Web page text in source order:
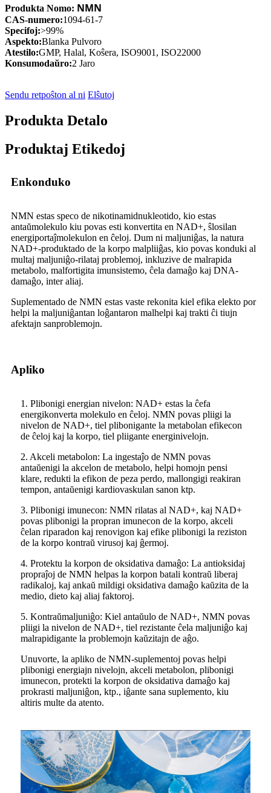
Produkta Nomo: NMN
CAS-numero:1094-61-7
Specifoj:>99%
Aspekto:Blanka Pulvoro
Atestilo:GMP, Halal, Koŝera, ISO9001, ISO22000
Konsumodaŭro:2 Jaro
Sendu retpoŝton al ni Elŝutoj
Produkta Detalo
Produktaj Etikedoj
Enkonduko
NMN estas speco de nikotinamidnukleotido, kio estas
antaŭmolekulo kiu povas esti konvertita en NAD+, ŝlosilan
energiportaĵmolekulon en ĉeloj. Dum ni maljuniĝas, la natura
NAD+-produktado de la korpo malpliiĝas, kio povas konduki al
multaj maljuniĝo-rilataj problemoj, inkluzive de malrapida
metabolo, malfortigita imunsistemo, ĉela damaĝo kaj DNA-
damaĝo, inter aliaj.
Suplementado de NMN estas vaste rekonita kiel efika elekto por
helpi la maljuniĝantan loĝantaron malhelpi kaj trakti ĉi tiujn
afektajn sanproblemojn.
Apliko
1. Plibonigi energian nivelon: NAD+ estas la ĉefa
energikonverta molekulo en ĉeloj. NMN povas pliigi la
nivelon de NAD+, tiel plibonigante la metabolan efikecon
de ĉeloj kaj la korpo, tiel pliigante energinivelojn.
2. Akceli metabolon: La ingestaĵo de NMN povas
antaŭenigi la akcelon de metabolo, helpi homojn pensi
klare, redukti la efikon de peza perdo, mallongigi reakiran
tempon, antaŭenigi kardiovaskulan sanon ktp.
3. Plibonigi imunecon: NMN rilatas al NAD+, kaj NAD+
povas plibonigi la propran imunecon de la korpo, akceli
ĉelan riparadon kaj renovigon kaj efike plibonigi la reziston
de la korpo kontraŭ virusoj kaj ĝermoj.
4. Protektu la korpon de oksidativa damaĝo: La antioksidaj
propraĵoj de NMN helpas la korpon batali kontraŭ liberaj
radikaloj, kaj ankaŭ mildigi oksidativa damaĝo kaŭzita de la
medio, dieto kaj aliaj faktoroj.
5. Kontraŭmaljuniĝo: Kiel antaŭulo de NAD+, NMN povas
pliigi la nivelon de NAD+, tiel rezistante ĉela maljuniĝo kaj
malrapidigante la problemojn kaŭzitajn de aĝo.
Unuvorte, la apliko de NMN-suplementoj povas helpi
plibonigi energiajn nivelojn, akceli metabolon, plibonigi
imunecon, protekti la korpon de oksidativa damaĝo kaj
prokrasti maljuniĝon, ktp., iĝante sana suplemento, kiu
altiris multe da atento.